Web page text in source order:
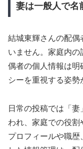
妻は一般人で名
結城東輝さんの配偶
いません。家庭内
偶者の個人情報は明
シーを重視する姿勢
日常の投稿では「
われ、家庭での役
プロフィールや職歴